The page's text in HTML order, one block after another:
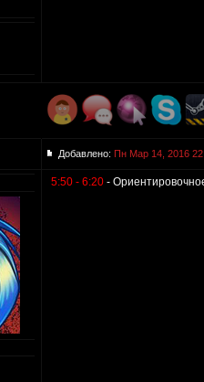
Добавлено: Пн Мар 14, 2016
5:50 - 6:20 -